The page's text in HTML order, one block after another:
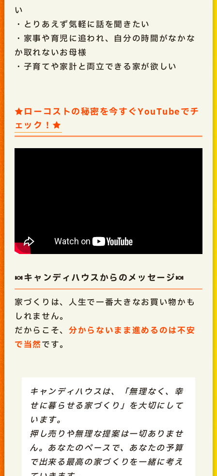
い
・とりあえず気軽に話を聞きたい
・家事や育児に追われ、自分の時間がなかな
か取れないお母様
・子育てや家計と両立できる家が欲しい
★ローコストの秘密を今すぐYouTubeでチ
ェック！★
🍬キャンディハウスからのメッセージ🍬
家づくりは、人生で一番大きなお買い物かも
しれません。
だからこそ、 分からないまま進めるのは不安
で当然です。
キャンディハウスは、「無理なく、幸
せに暮らせる家づくり」を大切にして
います。
押し売りや無理な提案は一切ありませ
ん。あなたのペースで、あなたの予算
で出来る最高の家づくりを一緒に考え